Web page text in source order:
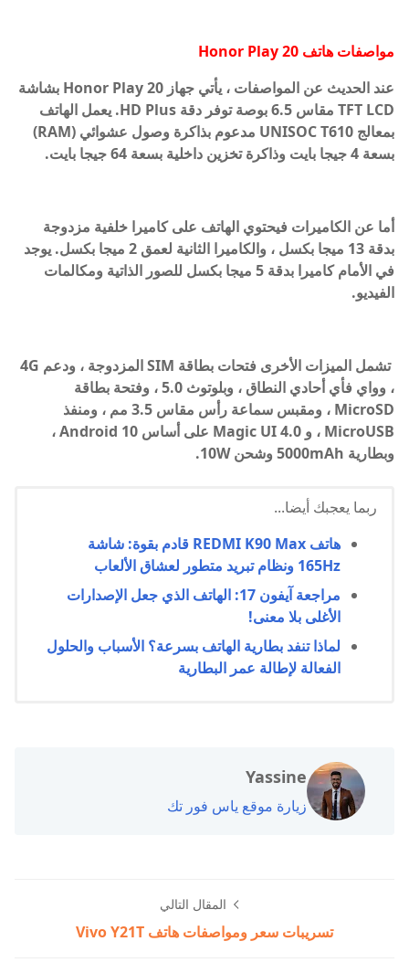
مواصفات هاتف Honor Play 20
عند الحديث عن المواصفات ، يأتي جهاز Honor Play 20 بشاشة
TFT LCD مقاس 6.5 بوصة توفر دقة HD Plus. يعمل الهاتف
بمعالج UNISOC T610 مدعوم بذاكرة وصول عشوائي (RAM)
بسعة 4 جيجا بايت وذاكرة تخزين داخلية بسعة 64 جيجا بايت.
أما عن الكاميرات فيحتوي الهاتف على كاميرا خلفية مزدوجة
بدقة 13 ميجا بكسل ، والكاميرا الثانية لعمق 2 ميجا بكسل. يوجد
في الأمام كاميرا بدقة 5 ميجا بكسل للصور الذاتية ومكالمات
الفيديو.
تشمل الميزات الأخرى فتحات بطاقة SIM المزدوجة ، ودعم 4G
، وواي فأي أحادي النطاق ، وبلوتوث 5.0 ، وفتحة بطاقة
MicroSD ، ومقبس سماعة رأس مقاس 3.5 مم ، ومنفذ
MicroUSB ، و Magic UI 4.0 على أساس Android 10 ،
وبطارية 5000mAh وشحن 10W.
ربما يعجبك أيضا...
هاتف REDMI K90 Max قادم بقوة: شاشة
165Hz ونظام تبريد متطور لعشاق الألعاب
مراجعة آيفون 17: الهاتف الذي جعل الإصدارات
الأغلى بلا معنى!
لماذا تنفد بطارية الهاتف بسرعة؟ الأسباب والحلول
الفعالة لإطالة عمر البطارية
Yassine
زيارة موقع ياس فور تك
المقال التالي
تسريبات سعر ومواصفات هاتف Vivo Y21T